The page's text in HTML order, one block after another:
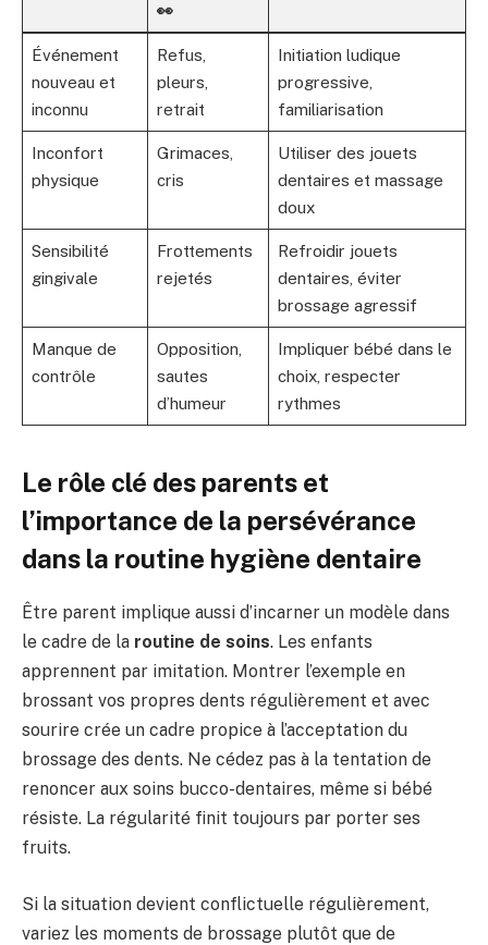
👀
Événement
nouveau et
inconnu
Refus,
pleurs,
retrait
Initiation ludique
progressive,
familiarisation
Inconfort
physique
Grimaces,
cris
Utiliser des jouets
dentaires et massage
doux
Sensibilité
gingivale
Frottements
rejetés
Refroidir jouets
dentaires, éviter
brossage agressif
Manque de
contrôle
Opposition,
sautes
d’humeur
Impliquer bébé dans le
choix, respecter
rythmes
Le rôle clé des parents et
l’importance de la persévérance
dans la routine hygiène dentaire
Être parent implique aussi d’incarner un modèle dans
le cadre de la routine de soins. Les enfants
apprennent par imitation. Montrer l’exemple en
brossant vos propres dents régulièrement et avec
sourire crée un cadre propice à l’acceptation du
brossage des dents. Ne cédez pas à la tentation de
renoncer aux soins bucco-dentaires, même si bébé
résiste. La régularité finit toujours par porter ses
fruits.
Si la situation devient conflictuelle régulièrement,
variez les moments de brossage plutôt que de